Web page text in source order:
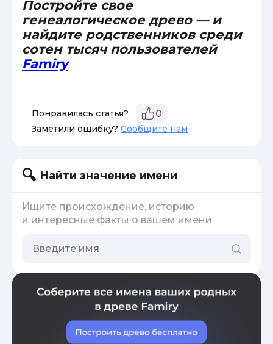
Постройте свое
генеалогическое древо — и
найдите родственников среди
сотен тысяч пользователей
Famiry
Понравилась статья? 0
Заметили ошибку? Сообщите нам
Найти значение имени
Ищите происхождение, историю
и интересные факты о вашем имени